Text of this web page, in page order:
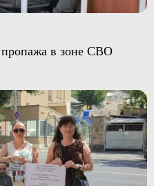
в зоне СВО